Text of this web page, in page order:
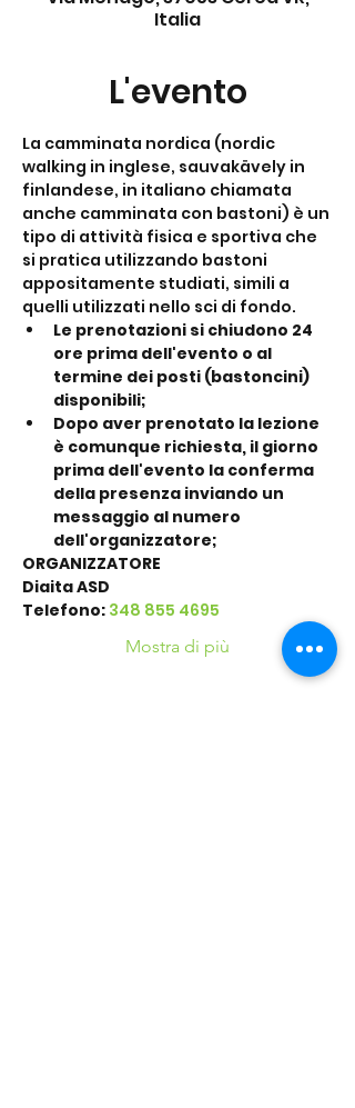
Italia
L'evento
La camminata nordica (nordic
walking in inglese, sauvakävely in
finlandese, in italiano chiamata
anche camminata con bastoni) è un
tipo di attività fisica e sportiva che
si pratica utilizzando bastoni
appositamente studiati, simili a
quelli utilizzati nello sci di fondo.
Le prenotazioni si chiudono 24
ore prima dell'evento o al
termine dei posti (bastoncini)
disponibili;
Dopo aver prenotato la lezione
è comunque richiesta, il giorno
prima dell'evento la conferma
della presenza inviando un
messaggio al numero
dell'organizzatore;
ORGANIZZATORE
Diaita ASD
Telefono: 348 855 4695
Mostra di più